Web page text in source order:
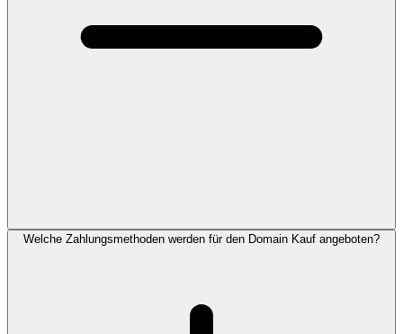
Welche Zahlungsmethoden werden für den Domain Kauf angeboten?